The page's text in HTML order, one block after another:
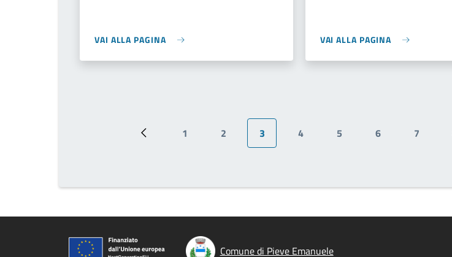
VAI ALLA PAGINA VAI ALLA PAGINA
Pagina precedente
Pagina
1
Pagina
2
Pagina attuale
3
Pagina
4
Pagina
5
Pagina
6
Pagina
7
Comune di Pieve Emanuele